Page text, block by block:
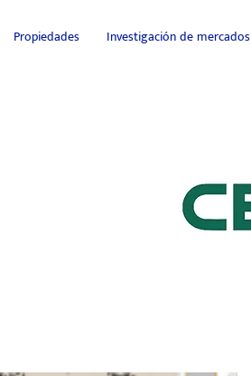
Propiedades Investigación de mercados